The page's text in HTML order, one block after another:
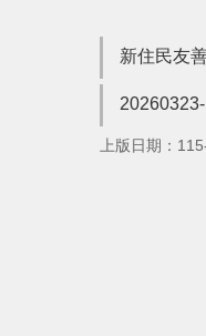
新住民友
上版日期：